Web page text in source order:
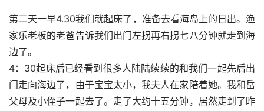
第二天一早4.30我们就起床了，准备去看海岛上的日出。渔
家乐老板的老爸告诉我们出门左拐再右拐七八分钟就走到海
边了。
4：30起床后已经看到很多人陆陆续续的和我们一起先后出
门走向海边了，由于宝宝太小，我夫人在家陪着她。我和岳
父母及小侄子一起去了。走了大约十五分钟，居然走到了昨